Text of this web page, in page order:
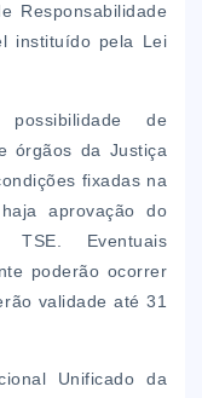
Responsabilidade
instituído pela Lei
de
órgãos da Justiça
fixadas na
aprovação do
Eventuais
poderão ocorrer
validade até 31
Unificado da